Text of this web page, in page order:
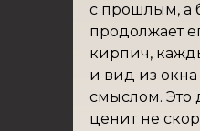
с прошлым, а
продолжает
кирпич,
и вид из
смыслом. Это
ценит не